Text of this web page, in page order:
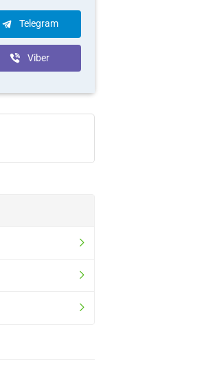
Telegram
Viber